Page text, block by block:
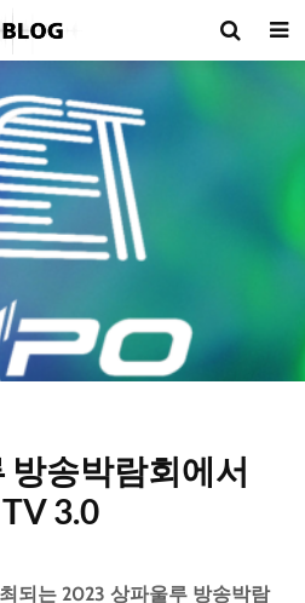
방송박람회에서
3.0
되는 2023 상파울루 방송박람